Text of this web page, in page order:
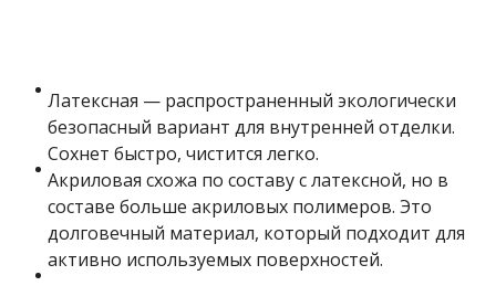
Латексная — распространенный экологически
безопасный вариант для внутренней отделки.
Сохнет быстро, чистится легко.
Акриловая схожа по составу с латексной, но в
составе больше акриловых полимеров. Это
долговечный материал, который подходит для
активно используемых поверхностей.